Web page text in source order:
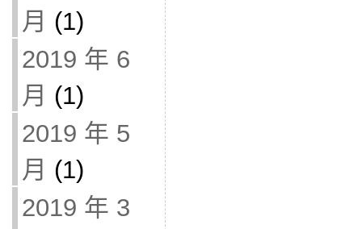
月 (1)
2019 年 6
月 (1)
2019 年 5
月 (1)
2019 年 3